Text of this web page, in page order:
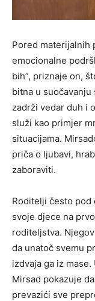
Pored materijalnih
emocionalne
bih”, priznaje on,
bitna u
zadrži vedar duh i
služi kao primjer
situacijama.
priča o ljubavi,
zaboraviti.
Roditelji često
svoje djece na
roditeljstva.
da unatoč svemu
izdvaja ga iz
Mirsad pokazuje
prevazići sve